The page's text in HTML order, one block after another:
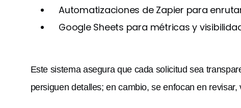
Automatizaciones de Zapier para
Google Sheets para métricas y
Este sistema asegura que cada solicitud sea
persiguen detalles; en cambio, se enfocan en